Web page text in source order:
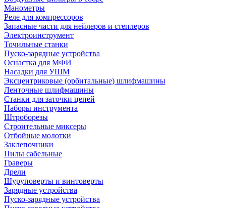
Манометры
Реле для компрессоров
Запасные части для нейлеров и степлеров
Электроинструмент
Точильные станки
Пуско-зарядные устройства
Оснастка для МФИ
Насадки для УШМ
Эксцентриковые (орбитальные) шлифмашины
Ленточные шлифмашины
Станки для заточки цепей
Наборы инструмента
Штроборезы
Строительные миксеры
Отбойные молотки
Заклепочники
Пилы сабельные
Граверы
Дрели
Шуруповерты и винтоверты
Зарядные устройства
Пуско-зарядные устройства